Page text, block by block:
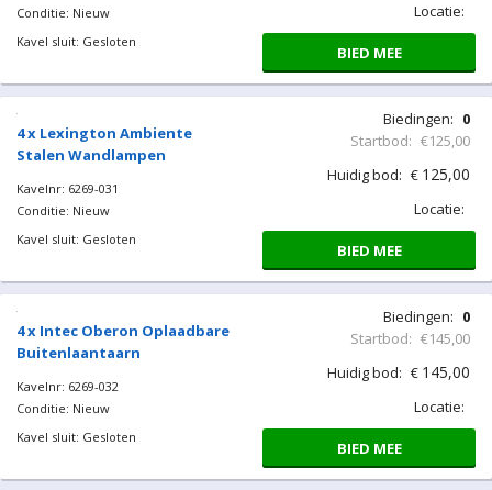
Conditie: Nieuw
Kavel sluit: Gesloten
Locatie:
BIED MEE
4 x Lexington Ambiente
Stalen Wandlampen
Kavelnr: 6269-031
Conditie: Nieuw
Kavel sluit: Gesloten
Biedingen: 0
Startbod: €125,00
Huidig bod: € 125,00
Locatie:
BIED MEE
4 x Intec Oberon Oplaadbare
Buitenlaantaarn
Kavelnr: 6269-032
Conditie: Nieuw
Kavel sluit: Gesloten
Biedingen: 0
Startbod: €145,00
Huidig bod: € 145,00
Locatie:
BIED MEE